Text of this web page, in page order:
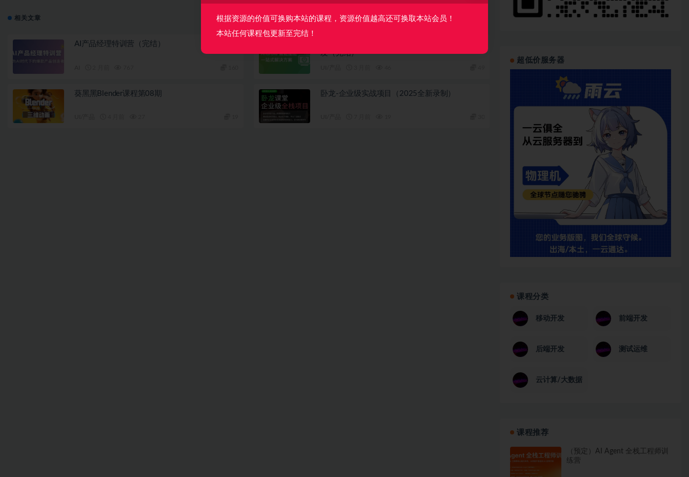
相关文章
AI产品经理特训营（完结）
发（完结）
葵黑黑Blender课程第08期 卧龙-企业级实战项目（2025全新录制）
超低价服务器
课程分类
移动开发 前端开发
后端开发 测试运维
云计算/大数据
课程推荐
（预定）AI Agent 全栈工程师训
练营
根据资源的价值可换购本站的课程，资源价值越高还可换取本站会员！
本站任何课程包更新至完结！